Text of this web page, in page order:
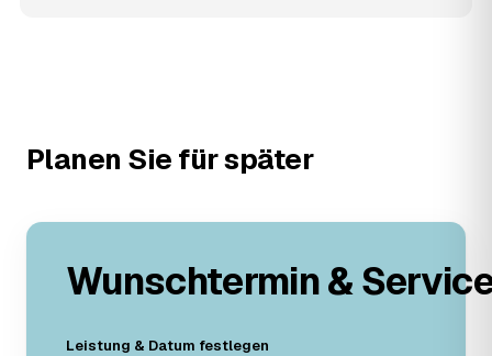
Planen Sie für später
Wunschtermin &
Leistung & Datum festlegen